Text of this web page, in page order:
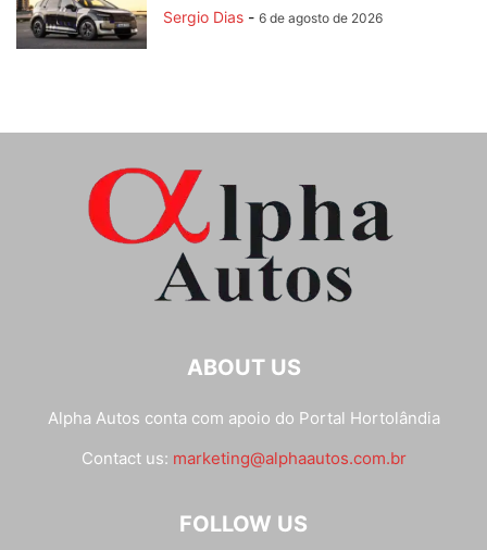
Sergio Dias - 6 de agosto de 2026
ABOUT US
Alpha Autos conta com apoio do Portal Hortolândia
Contact us: marketing@alphaautos.com.br
FOLLOW US